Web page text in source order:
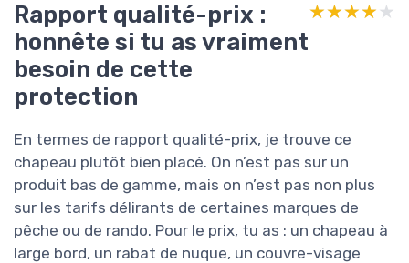
Rapport qualité-prix :
honnête si tu as vraiment
besoin de cette
protection
★★★★★
★★★★★
En termes de rapport qualité-prix, je trouve ce
chapeau plutôt bien placé. On n’est pas sur un
produit bas de gamme, mais on n’est pas non plus
sur les tarifs délirants de certaines marques de
pêche ou de rando. Pour le prix, tu as : un chapeau à
large bord, un rabat de nuque, un couvre-visage